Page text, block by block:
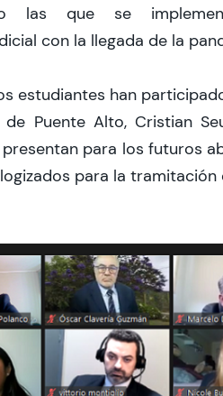
las que se
con la llegada de la
estudiantes han
Puente Alto, Cristian
para los futuros
para la tramitación